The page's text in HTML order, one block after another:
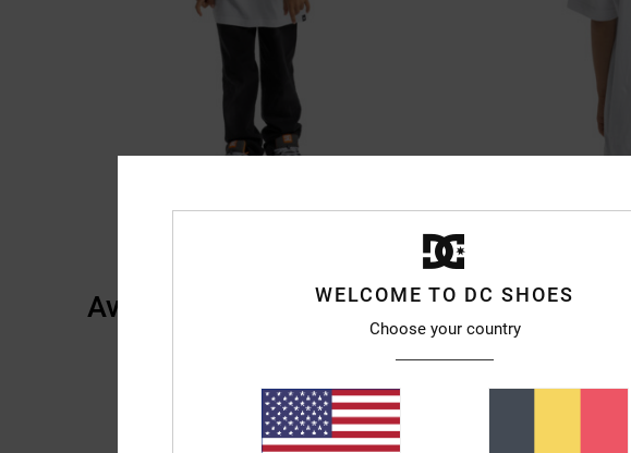
Avis clients WELCOME TO DC SHOES
Choose your country